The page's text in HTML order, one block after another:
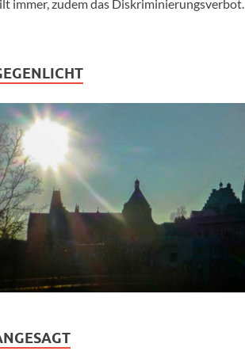
immer, zudem das Diskriminierungsverbot.